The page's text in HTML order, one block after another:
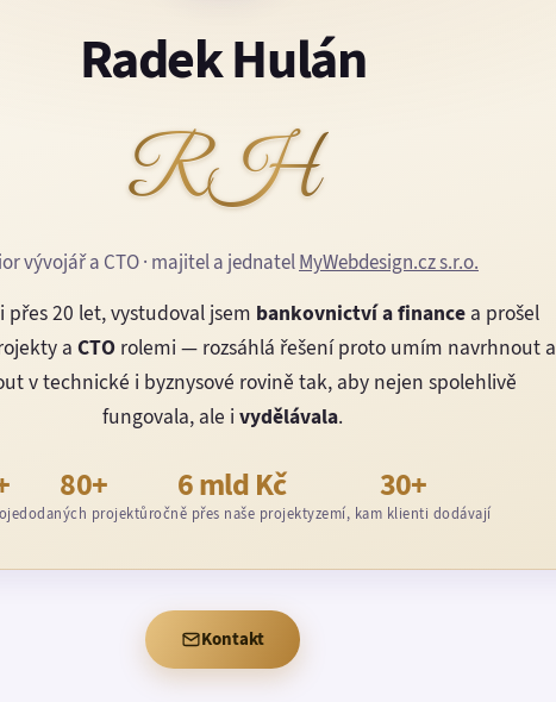
Radek Hulán
RH
vývojář a CTO · majitel a jednatelMyWebdesign.cz s.r.o.
přes 20 let, vystudoval jsem bankovnictví a financea prošel
a CTOrolemi — rozsáhlá řešení proto umím navrhnout a
v technické i byznysové rovině tak, aby nejen spolehlivě
fungovala, ale i vydělávala.
80+
dodaných projektů
6 mld Kč
ročně přes naše projekty
30+
zemí, kam klienti dodávají
Kontakt